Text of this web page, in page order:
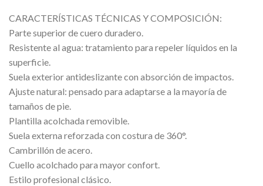
CARACTERÍSTICAS TÉCNICAS Y COMPOSICIÓN:
Parte superior de cuero duradero.
Resistente al agua: tratamiento para repeler líquidos en la
superficie.
Suela exterior antideslizante con absorción de impactos.
Ajuste natural: pensado para adaptarse a la mayoría de
tamaños de pie.
Plantilla acolchada removible.
Suela externa reforzada con costura de 360°.
Cambrillón de acero.
Cuello acolchado para mayor confort.
Estilo profesional clásico.